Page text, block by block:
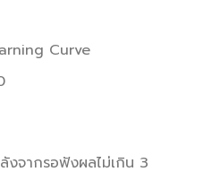
Curve
งจากรอฟังผลไม่เกิน 3